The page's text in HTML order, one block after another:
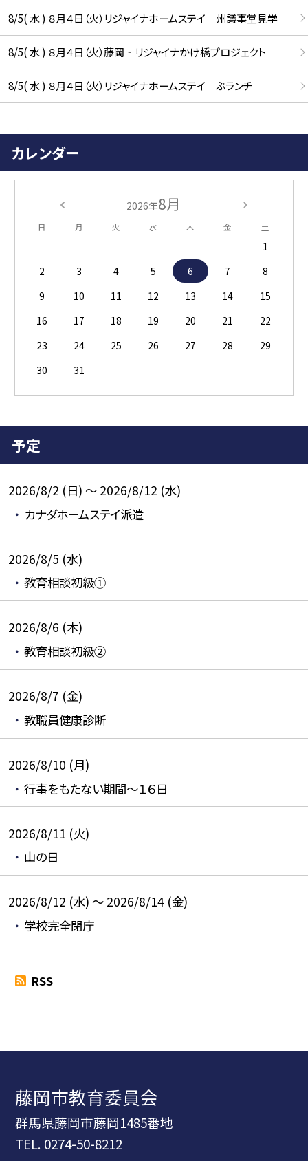
8/5( 水 ) ８月４日（火）リジャイナホームステイ 州議事堂見学
8/5( 水 ) ８月４日（火）藤岡‐リジャイナかけ橋プロジェクト
8/5( 水 ) ８月４日（火）リジャイナホームステイ ぶランチ
カレンダー
2026年8月
日 月 火 水 木 金 土
1
2
3 4 5 6 7
8
9
10 11 12 13 14
15
16
17 18 19 20 21
22
23
24 25 26 27 28
29
30
31
予定
2026/8/2 (日) ～ 2026/8/12 (水)
カナダホームステイ派遣
2026/8/5 (水)
教育相談初級①
2026/8/6 (木)
教育相談初級②
2026/8/7 (金)
教職員健康診断
2026/8/10 (月)
行事をもたない期間～１６日
2026/8/11 (火)
山の日
2026/8/12 (水) ～ 2026/8/14 (金)
学校完全閉庁
RSS
藤岡市教育委員会
群馬県藤岡市藤岡1485番地
TEL. 0274-50-8212